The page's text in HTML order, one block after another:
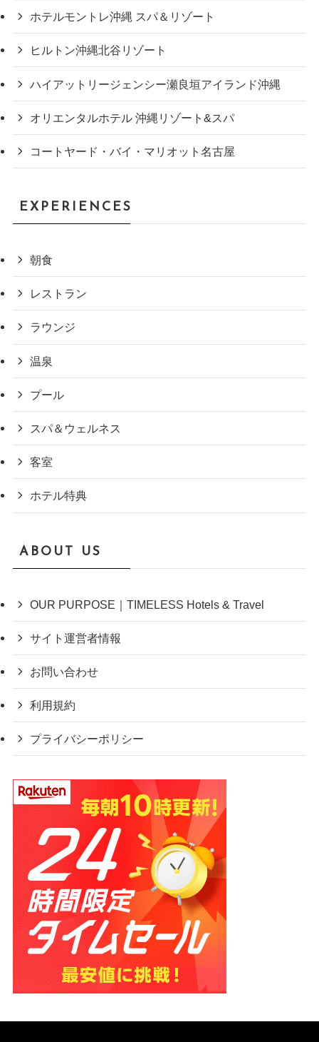
ホテルモントレ沖縄 スパ＆リゾート
ヒルトン沖縄北谷リゾート
ハイアットリージェンシー瀬良垣アイランド沖縄
オリエンタルホテル 沖縄リゾート&スパ
コートヤード・バイ・マリオット名古屋
EXPERIENCES
朝食
レストラン
ラウンジ
温泉
プール
スパ＆ウェルネス
客室
ホテル特典
ABOUT US
OUR PURPOSE｜TIMELESS Hotels & Travel
サイト運営者情報
お問い合わせ
利用規約
プライバシーポリシー